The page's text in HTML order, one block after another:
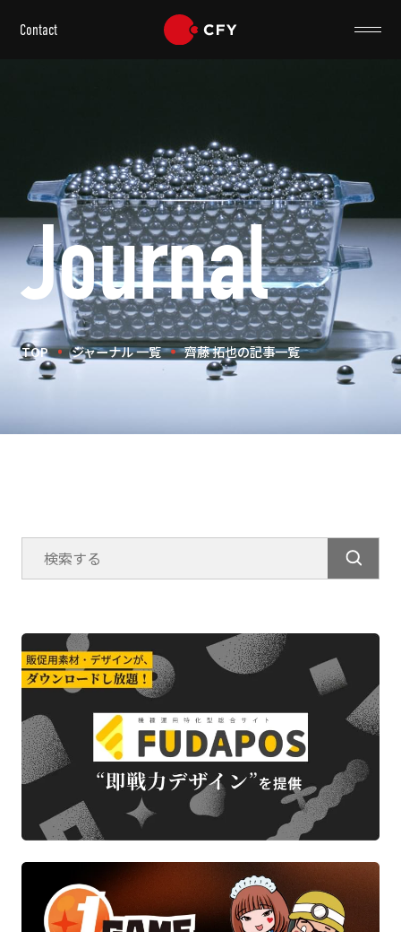
Contact
Journal
TOP ジャーナル 一覧 齊藤 拓也の記事一覧